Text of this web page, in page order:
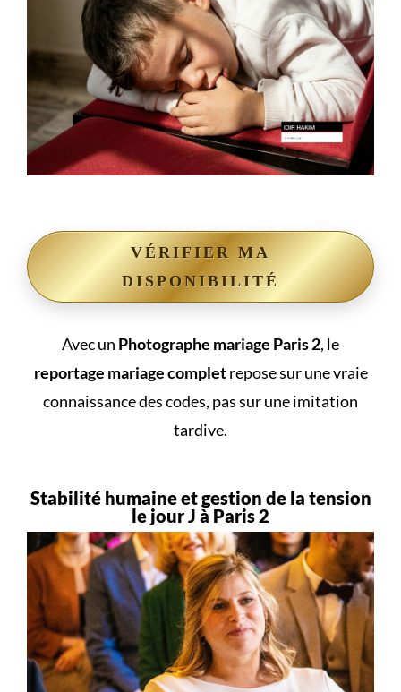
VÉRIFIER MA
DISPONIBILITÉ
Avec un Photographe mariage Paris 2, le
reportage mariage completrepose sur une vraie
connaissance des codes, pas sur une imitation
tardive.
Stabilité humaine et gestion de la tension
le jour J à Paris 2